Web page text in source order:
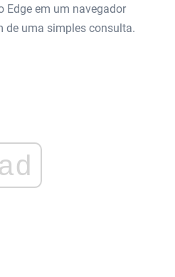
Edge em um navegador
de uma simples consulta.
ad